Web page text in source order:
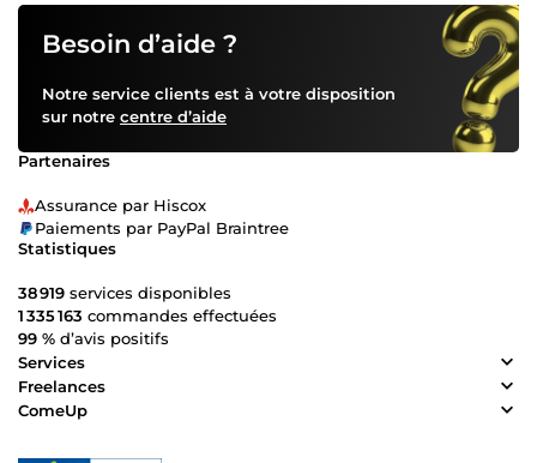
Besoin d’aide ?
Notre service clients est à votre disposition
sur notre centre d’aide
Partenaires
Assurance par Hiscox
Paiements par PayPal Braintree
Statistiques
38 919 services disponibles
1 335 163 commandes effectuées
99 % d’avis positifs
Services
Freelances
ComeUp